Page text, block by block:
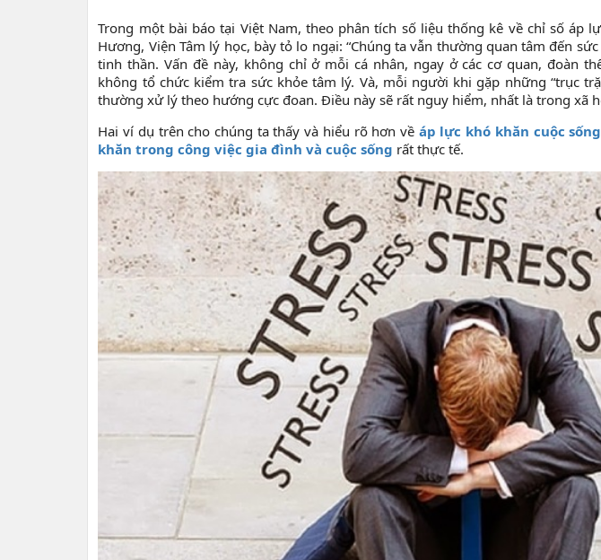
Trong một bài báo tại Việt Nam, theo phân tích số liệu thống kê về chỉ số áp
Hương, Viện Tâm lý học, bày tỏ lo ngại: “Chúng ta vẫn thường quan tâm đến
tinh thần. Vấn đề này, không chỉ ở mỗi cá nhân, ngay ở các cơ quan, đoàn
không tổ chức kiểm tra sức khỏe tâm lý. Và, mỗi người khi gặp những “trục
thường xử lý theo hướng cực đoan. Ðiều này sẽ rất nguy hiểm, nhất là trong xã
Hai ví dụ trên cho chúng ta thấy và hiểu rõ hơn về áp lực khó khăn cuộc
khăn trong công việc gia đình và cuộc sống rất thực tế.